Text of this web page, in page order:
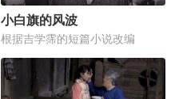
小白旗的风波
根据吉学霈的短篇小说改编